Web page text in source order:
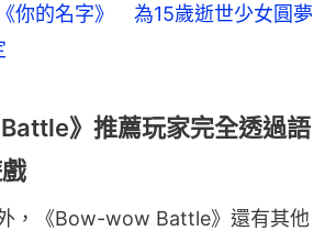
你的名字》 為15歲逝世少女圓夢
》推薦玩家完全透過語
，《Bow-wow Battle》還有其他